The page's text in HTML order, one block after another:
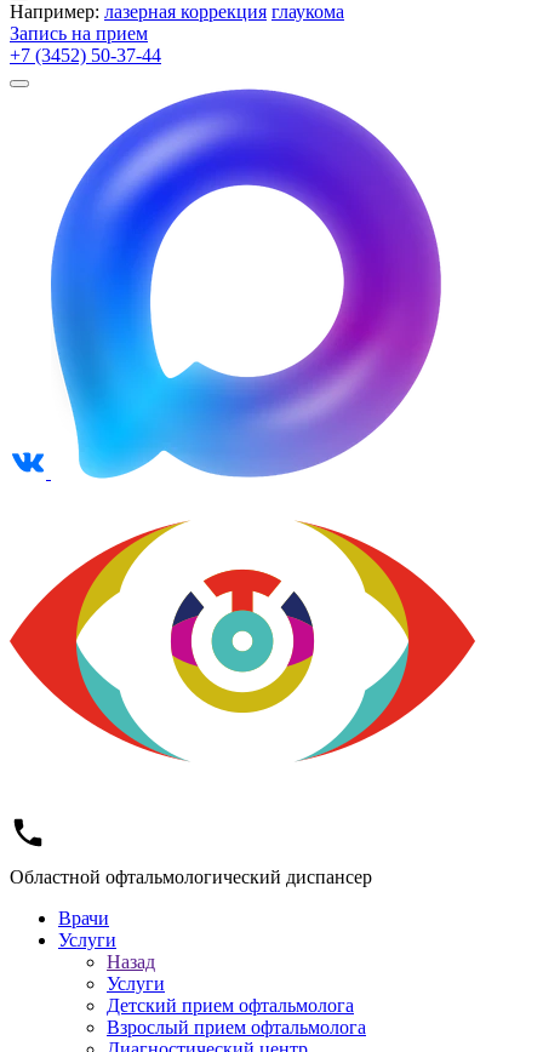
Например: лазерная коррекция глаукома
Запись на прием
+7 (3452) 50-37-44
Областной офтальмологический диспансер
Врачи
Услуги
Назад
Услуги
Детский прием офтальмолога
Взрослый прием офтальмолога